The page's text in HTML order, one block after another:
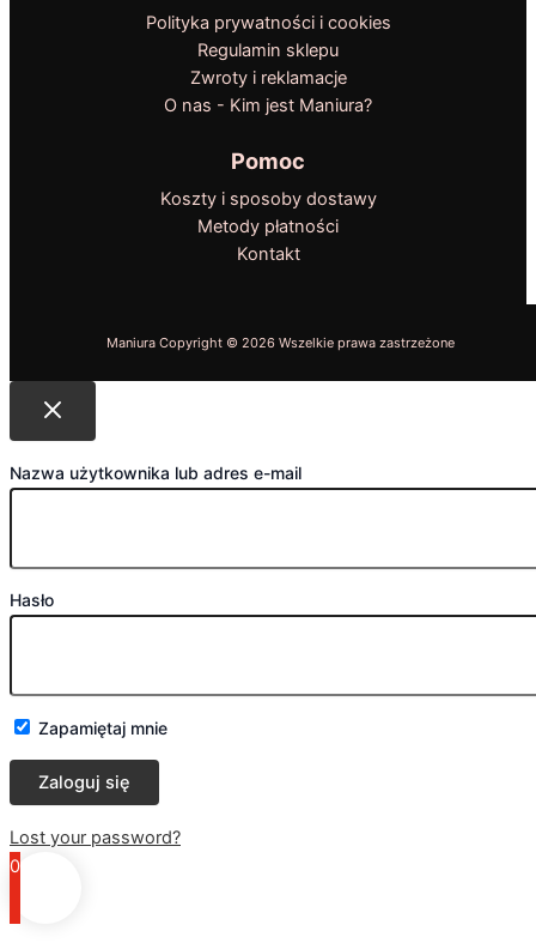
Polityka prywatności i cookies
Regulamin sklepu
Zwroty i reklamacje
O nas - Kim jest Maniura?
Pomoc
Koszty i sposoby dostawy
Metody płatności
Kontakt
Nazwa użytkownika lub adres e-mail
Hasło
Zapamiętaj mnie
Lost your password?
0